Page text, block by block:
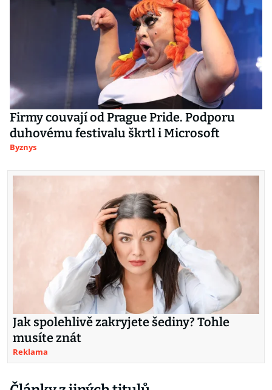
Firmy couvají od Prague Pride. Podporu
duhovému festivalu škrtl i Microsoft
Byznys
Jak spolehlivě zakryjete šediny? Tohle
musíte znát
Reklama